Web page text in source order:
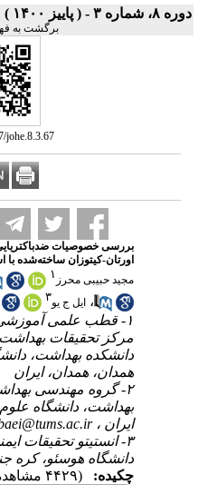
دوره ۸، شماره ۳ - ( پاییز ۱۴۰۰ )
برگشت به
johe.8.3.67
بررسی خصوصیات
اورتان-کیتوزان ساخته‌شده با
مجید حبیبی محرز ۱
، ایل ج یو۳
۱- قطب علمی
مرکز تحقیقات
دانشکده بهداشت،
همدان، همدان، ایران
۲- گروه مهندسی
بهداشت، دانشگاه
ایران ،
۳- انستیتو تحقیقات
دانشگاه هوسئو، کره
چکیده:
(۴۴۲۹ مشاهده)